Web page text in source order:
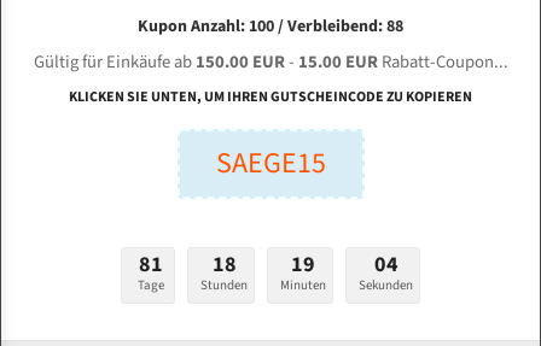
MULTICUT Machine Tools S - 380 für 4115 mm
Bi-Metall Bandsägeblätter
Länge (mm):
Stärken + Zahnteilung:
mm
Bi-Metall Meterware
Fleischerei Bandsägeblätter
Bandmesser Glatt Meterware
Konvex Meterware
Kupon Anzahl: 100 / Verbleibend: 88
Gültig für Einkäufe ab150.00 EUR- 15.00 EURRabatt-Coupon...
KLICKEN SIE UNTEN, UM IHREN GUTSCHEINCODE ZU KOPIEREN
SAEGE15
81
Tage
18
Stunden
19
Minuten
03
Sekunden